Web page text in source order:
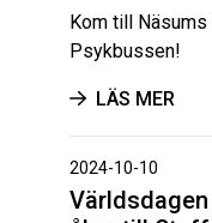
Kom till Näsums
Psykbussen!
LÄS MER
2024-10-10